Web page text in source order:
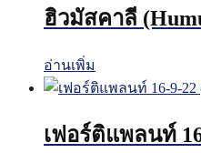
ฮิวมัสคาลี
อ่านเพิ่ม
เฟอร์ติแพลนท์